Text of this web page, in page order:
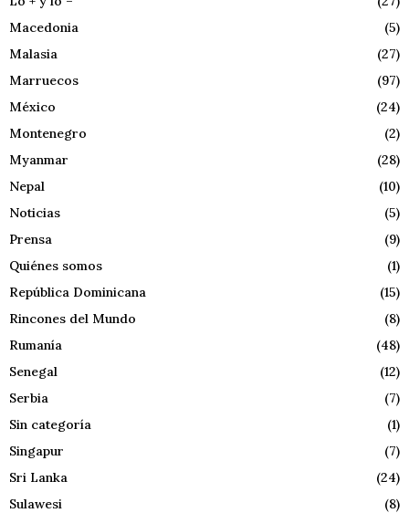
Macedonia
(5)
Malasia
(27)
Marruecos
(97)
México
(24)
Montenegro
(2)
Myanmar
(28)
Nepal
(10)
Noticias
(5)
Prensa
(9)
Quiénes somos
(1)
República Dominicana
(15)
Rincones del Mundo
(8)
Rumanía
(48)
Senegal
(12)
Serbia
(7)
Sin categoría
(1)
Singapur
(7)
Sri Lanka
(24)
Sulawesi
(8)